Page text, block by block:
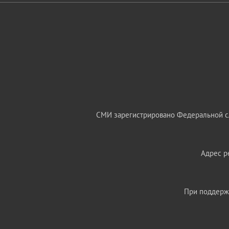
СМИ зарегистрировано Федеральной
Адрес
При